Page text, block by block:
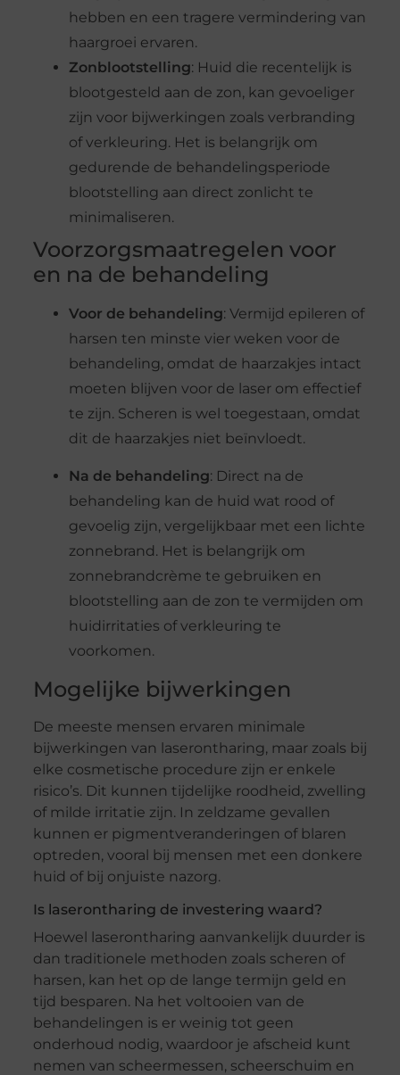
hebben en een tragere vermindering van
haargroei ervaren.
Zonblootstelling: Huid die recentelijk is
blootgesteld aan de zon, kan gevoeliger
zijn voor bijwerkingen zoals verbranding
of verkleuring. Het is belangrijk om
gedurende de behandelingsperiode
blootstelling aan direct zonlicht te
minimaliseren.
Voorzorgsmaatregelen voor
en na de behandeling
Voor de behandeling: Vermijd epileren of
harsen ten minste vier weken voor de
behandeling, omdat de haarzakjes intact
moeten blijven voor de laser om effectief
te zijn. Scheren is wel toegestaan, omdat
dit de haarzakjes niet beïnvloedt.
Na de behandeling: Direct na de
behandeling kan de huid wat rood of
gevoelig zijn, vergelijkbaar met een lichte
zonnebrand. Het is belangrijk om
zonnebrandcrème te gebruiken en
blootstelling aan de zon te vermijden om
huidirritaties of verkleuring te
voorkomen.
Mogelijke bijwerkingen
De meeste mensen ervaren minimale
bijwerkingen van laserontharing, maar zoals bij
elke cosmetische procedure zijn er enkele
risico’s. Dit kunnen tijdelijke roodheid, zwelling
of milde irritatie zijn. In zeldzame gevallen
kunnen er pigmentveranderingen of blaren
optreden, vooral bij mensen met een donkere
huid of bij onjuiste nazorg.
Is laserontharing de investering waard?
Hoewel laserontharing aanvankelijk duurder is
dan traditionele methoden zoals scheren of
harsen, kan het op de lange termijn geld en
tijd besparen. Na het voltooien van de
behandelingen is er weinig tot geen
onderhoud nodig, waardoor je afscheid kunt
nemen van scheermessen, scheerschuim en